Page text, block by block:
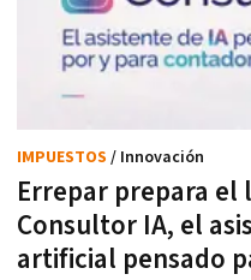
Errepar prepara el
Consultor IA, el
artificial pensado
IMPUESTOS / Innovación